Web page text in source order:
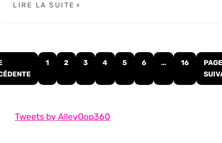
LIRE LA SUITE
1 2 3 4 5 6 … 16
PAGE
Tweets by AlleyOop360